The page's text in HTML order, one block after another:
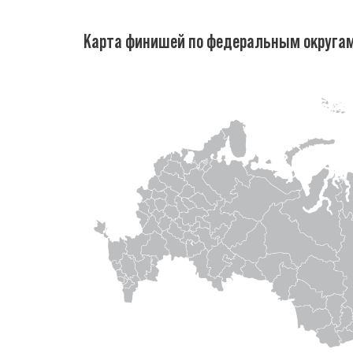
Карта финишей по федеральным